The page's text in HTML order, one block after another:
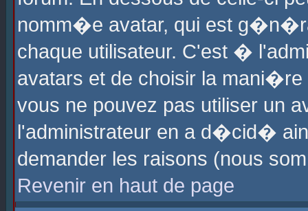
nomm�e avatar, qui est
chaque utilisateur. C'est �
avatars et de choisir la
vous ne pouvez pas utiliser un
l'administrateur en a d�cid�
demander les raisons (nous
Revenir en haut de page